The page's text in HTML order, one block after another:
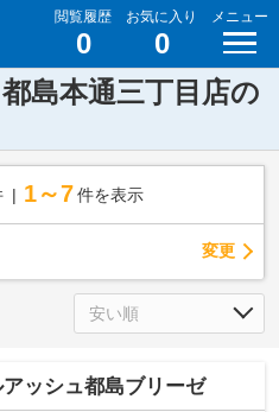
閲覧履歴
0
お気に入り
0
メニュー
島本通三丁目店の
1～7 件を表示
変更
ッシュ都島ブリーゼ